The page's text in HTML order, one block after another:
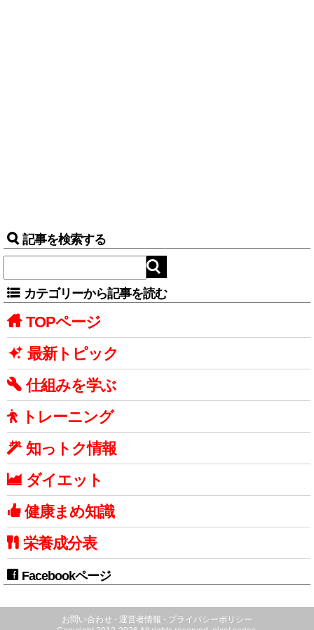
記事を検索する
カテゴリーから記事を読む
TOPページ
最新トピック
仕組みを学ぶ
トレーニング
知っトク情報
ダイエット
健康まめ知識
栄養成分表
Facebookページ
お問い合わせ - 運営者情報 - プライバシーポリシー